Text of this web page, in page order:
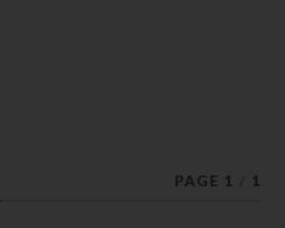
PAGE 1 1